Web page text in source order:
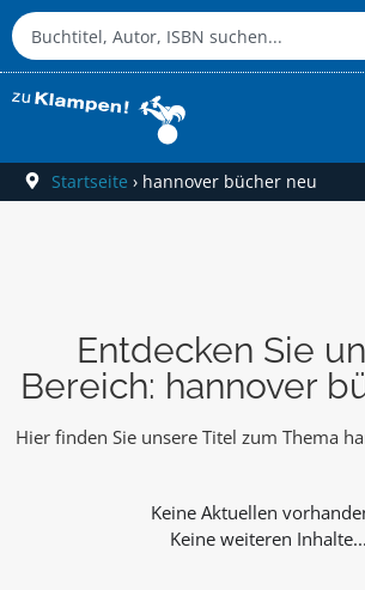
Startseite › hannover bücher neu
Entdecken Sie
Bereich: hannover
Hier finden Sie unsere Titel zum Thema
Keine weiteren Inhalte...